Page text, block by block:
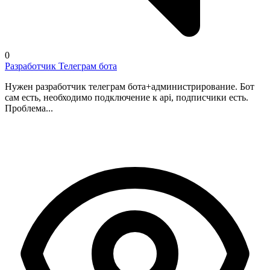
0
Разработчик Телеграм бота
Нужен разработчик телеграм бота+администрирование. Бот
сам есть, необходимо подключение к api, подписчики есть.
Проблема...